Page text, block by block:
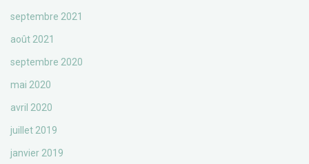
septembre 2021
août 2021
septembre 2020
mai 2020
avril 2020
juillet 2019
janvier 2019